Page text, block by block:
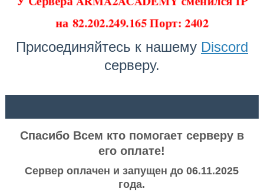
на82.202.249.165 Порт: 2402
Присоединяйтесь к нашему Discord
серверу.
Спасибо Всем кто помогает серверу в
его оплате!
Сервер оплачен и запущен до 06.11.2025
года.